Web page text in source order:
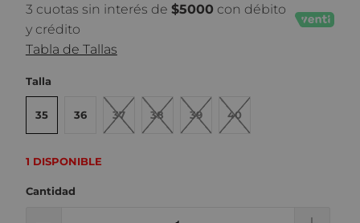
3 cuotas sin interés de $5000 con débito
y crédito
Tabla de Tallas
Talla
35 36 37 38 39 40
1 DISPONIBLE
Cantidad